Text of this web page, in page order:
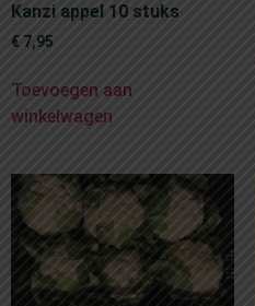
Kanzi appel 10 stuks
€ 7,95
Toevoegen aan
winkelwagen